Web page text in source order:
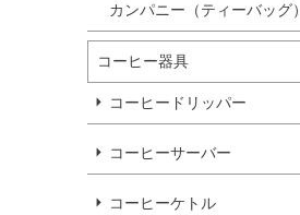
カンパニー（ティーバッグ）
コーヒー器具
コーヒードリッパー
コーヒーサーバー
コーヒーケトル